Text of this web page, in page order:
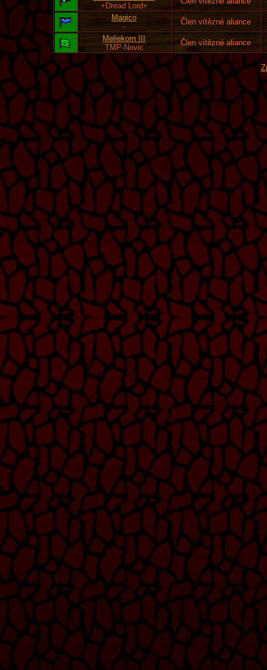
+Dread Lord+
Magico
-
Člen vítězné aliance
Meliekorn III
TMP-Novic
Člen vítězné aliance